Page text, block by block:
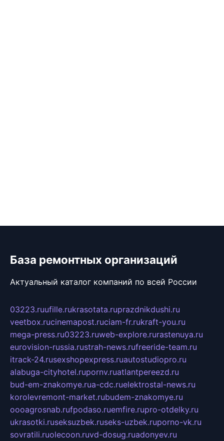
База ремонтных организаций
Актуальный каталог компаний по всей России
03223.ruufille.rukrasotata.ruprazdnikdushi.ru
veetbox.rucinemapost.ruciam-fr.rukraft-you.ru
mega-press.ru03223.ruweb-explore.rurastenuya.ru
eurovision-russia.rustrah-news.rufreeride-team.ru
itrack-24.rusexshopexpress.ruautostudiopro.ru
alabuga-cityhotel.rupornv.ruatlantpereezd.ru
bud-em-znakomye.rua-cdc.ruelektrostal-news.ru
korolevremont-market.rubudem-znakomye.ru
oooagrosnab.rufpodaso.ruemfire.rupro-otdelky.ru
ukrasotki.ruseksuzbek.ruseks-uzbek.ruporno-vk.ru
sovratili.ruolecoon.ruvd-dosug.ruadonyev.ru